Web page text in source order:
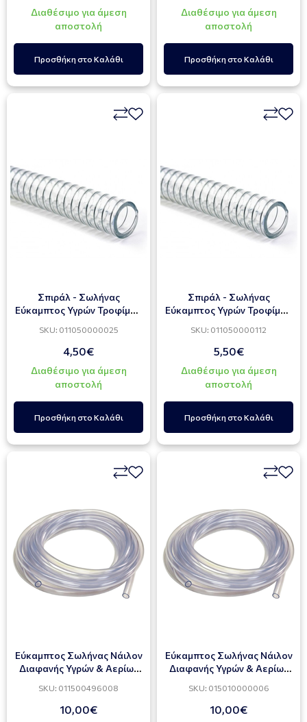
Διαθέσιμο για άμεση
αποστολή
Προσθήκη στο Καλάθι
Διαθέσιμο για άμεση
αποστολή
Προσθήκη στο Καλάθι
Σπιράλ - Σωλήνας
Εύκαμπτος Υγρών Τροφίμων
SKU: 011050000025
4,50€
Διαθέσιμο για άμεση
αποστολή
Προσθήκη στο Καλάθι
Σπιράλ - Σωλήνας
Εύκαμπτος Υγρών Τροφίμων
SKU: 011050000112
5,50€
Διαθέσιμο για άμεση
αποστολή
Προσθήκη στο Καλάθι
Εύκαμπτος Σωλήνας Νάιλον
Διαφανής Υγρών & Αερίων
SKU: 011500496008
10,00€
Εύκαμπτος Σωλήνας Νάιλον
Διαφανής Υγρών & Αερίων
SKU: 015010000006
10,00€